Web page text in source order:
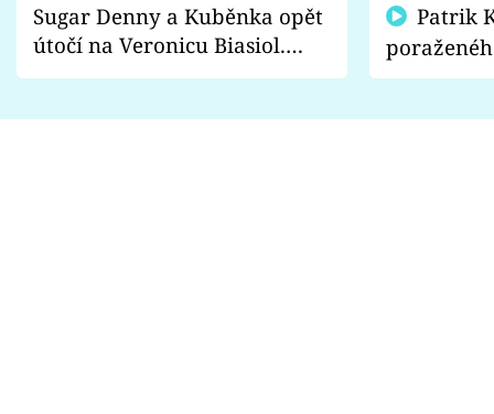
Sugar Denny a Kuběnka opět
útočí na Veronicu Biasiol.
Proč je podle nich falešná a
fanoušci